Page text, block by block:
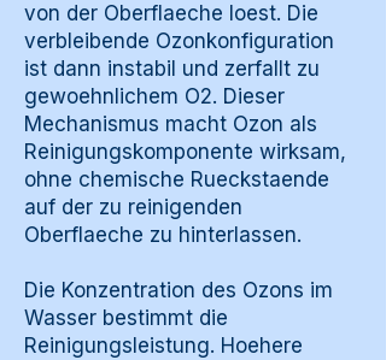
von der Oberflaeche loest. Die
verbleibende Ozonkonfiguration
ist dann instabil und zerfallt zu
gewoehnlichem O2. Dieser
Mechanismus macht Ozon als
Reinigungskomponente wirksam,
ohne chemische Rueckstaende
auf der zu reinigenden
Oberflaeche zu hinterlassen.
Die Konzentration des Ozons im
Wasser bestimmt die
Reinigungsleistung. Hoehere